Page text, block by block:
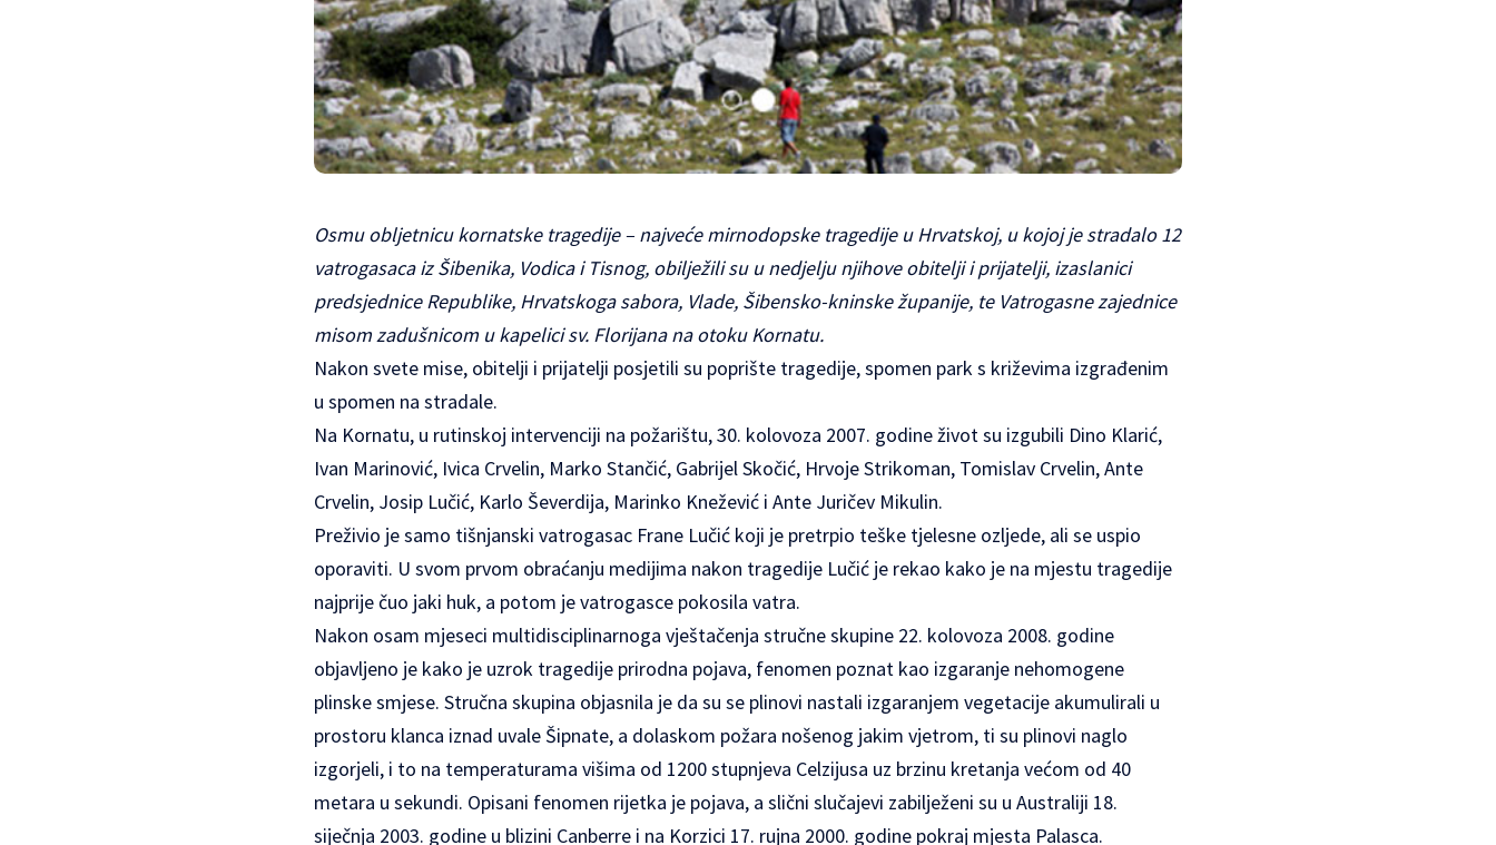
Osmu obljetnicu kornatske tragedije – najveće mirnodopske tragedije u Hrvatskoj, u kojoj je stradalo 12
vatrogasaca iz Šibenika, Vodica i Tisnog, obilježili su u nedjelju njihove obitelji i prijatelji, izaslanici
predsjednice Republike, Hrvatskoga sabora, Vlade, Šibensko-kninske županije, te Vatrogasne zajednice
misom zadušnicom u kapelici sv. Florijana na otoku Kornatu.
Nakon svete mise, obitelji i prijatelji posjetili su poprište tragedije, spomen park s križevima izgrađenim
u spomen na stradale.
Na Kornatu, u rutinskoj intervenciji na požarištu, 30. kolovoza 2007. godine život su izgubili Dino Klarić,
Ivan Marinović, Ivica Crvelin, Marko Stančić, Gabrijel Skočić, Hrvoje Strikoman, Tomislav Crvelin, Ante
Crvelin, Josip Lučić, Karlo Ševerdija, Marinko Knežević i Ante Juričev Mikulin.
Preživio je samo tišnjanski vatrogasac Frane Lučić koji je pretrpio teške tjelesne ozljede, ali se uspio
oporaviti. U svom prvom obraćanju medijima nakon tragedije Lučić je rekao kako je na mjestu tragedije
najprije čuo jaki huk, a potom je vatrogasce pokosila vatra.
Nakon osam mjeseci multidisciplinarnoga vještačenja stručne skupine 22. kolovoza 2008. godine
objavljeno je kako je uzrok tragedije prirodna pojava, fenomen poznat kao izgaranje nehomogene
plinske smjese. Stručna skupina objasnila je da su se plinovi nastali izgaranjem vegetacije akumulirali u
prostoru klanca iznad uvale Šipnate, a dolaskom požara nošenog jakim vjetrom, ti su plinovi naglo
izgorjeli, i to na temperaturama višima od 1200 stupnjeva Celzijusa uz brzinu kretanja većom od 40
metara u sekundi. Opisani fenomen rijetka je pojava, a slični slučajevi zabilježeni su u Australiji 18.
siječnja 2003. godine u blizini Canberre i na Korzici 17. rujna 2000. godine pokraj mjesta Palasca.